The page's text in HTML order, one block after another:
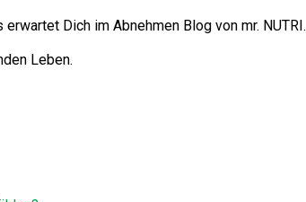
Dich im Abnehmen Blog von mr. NUTRI.
Leben.